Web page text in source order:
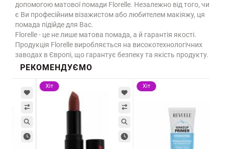
допомогою матової помади Florelle. Незалежно від того, чи
є Ви професійним візажистом або любителем макіяжу, ця
помада підійде для Вас.
Florelle - це не лише матова помада, а й гарантія якості.
Продукція Florelle виробляється на високотехнологічних
заводах в Європі, що гарантує безпеку та якість продукту.
РЕКОМЕНДУЄМО
Хіт Хіт